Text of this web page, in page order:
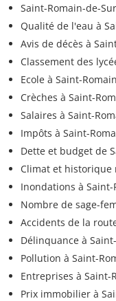
Saint-Romain-de-
Qualité de l'eau à
Avis de décès à
Classement des
Ecole à Saint-
Crèches à Saint-
Salaires à Saint-
Impôts à Saint-
Dette et budget de
Climat et historique
Inondations à
Nombre de sage-
Accidents de la
Délinquance à
Pollution à Saint-
Entreprises à Saint-
Prix immobilier à